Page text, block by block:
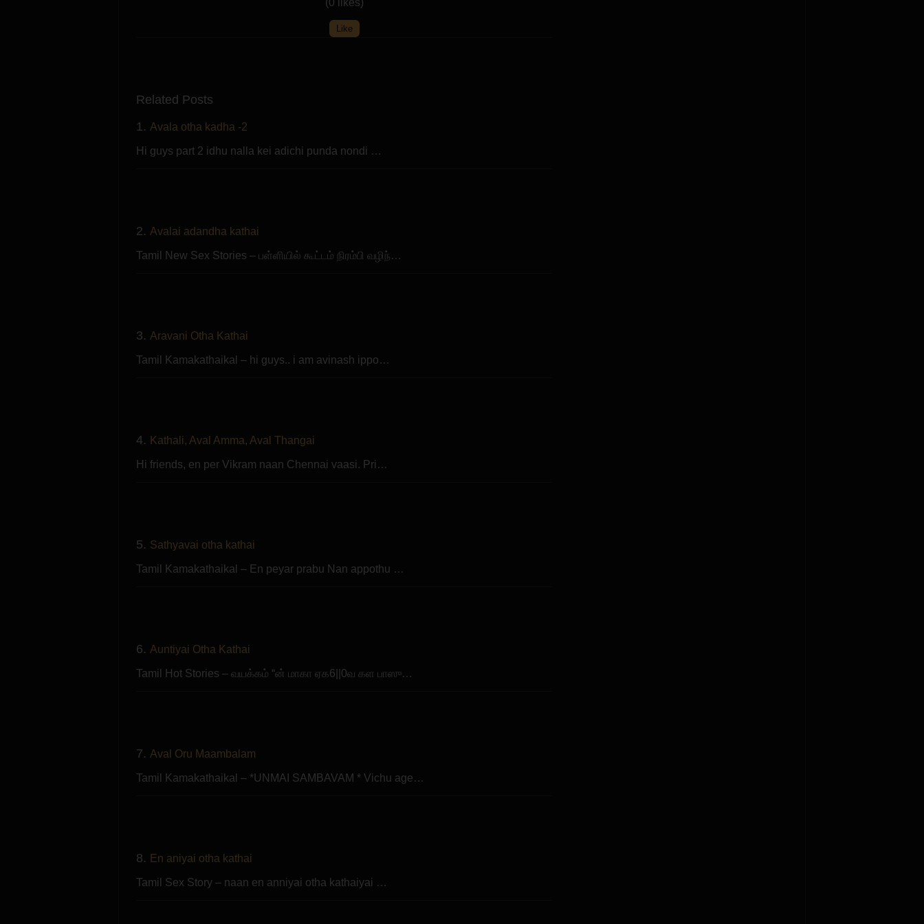
(0 likes)
Like
Related Posts
1. Avala otha kadha -2
Hi guys part 2 idhu nalla kei adichi punda nondi …
2. Avalai adandha kathai
Tamil New Sex Stories – பள்ளியில் கூட்டம் நிரம்பி வழிந்…
3. Aravani Otha Kathai
Tamil Kamakathaikal – hi guys.. i am avinash ippo…
4. Kathali, Aval Amma, Aval Thangai
Hi friends, en per Vikram naan Chennai vaasi. Pri…
5. Sathyavai otha kathai
Tamil Kamakathaikal – En peyar prabu Nan appothu …
6. Auntiyai Otha Kathai
Tamil Hot Stories – வயக்கம் “ன் மாகா ஏக6||0வ கள பாஸு…
7. Aval Oru Maambalam
Tamil Kamakathaikal – *UNMAI SAMBAVAM * Vichu age…
8. En aniyai otha kathai
Tamil Sex Story – naan en anniyai otha kathaiyai …